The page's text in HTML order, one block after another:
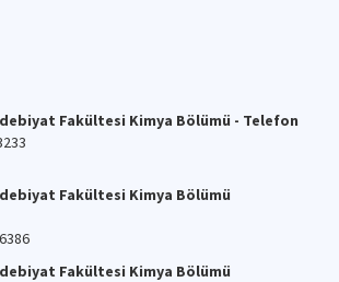
Fakültesi Kimya Bölümü - Telefon
Fakültesi Kimya Bölümü
Fakültesi Kimya Bölümü